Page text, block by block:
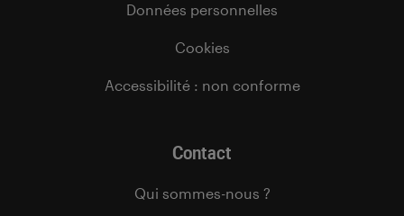
Données personnelles
Cookies
Accessibilité : non conforme
Contact
Qui sommes-nous ?